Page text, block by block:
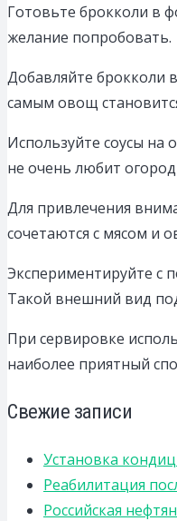
Готовьте брокколи в
желание попробовать.
Добавляйте брокколи
самым овощ
Используйте соусы на
не очень любит
Для привлечения
сочетаются с мясом и
Экспериментируйте с
Такой внешний вид
При сервировке
наиболее приятный
Свежие записи
Установка
Реабилитация
Российская